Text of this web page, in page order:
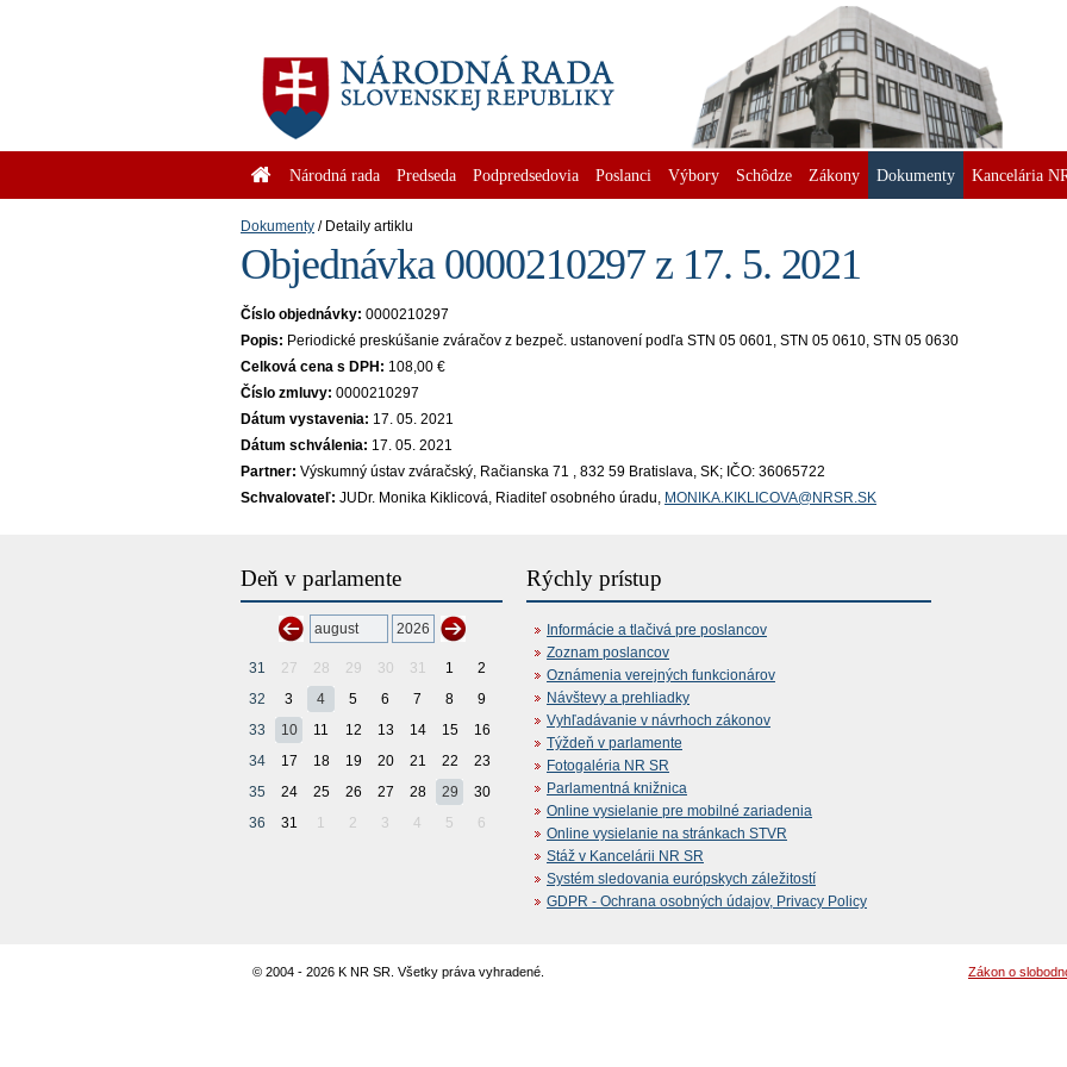
Národná rada Predseda Podpredsedovia Poslanci Výbory Schôdze Zákony Dokumenty Kancelária
Dokumenty Detaily artiklu
Objednávka 0000210297 z 17. 5. 2021
Číslo objednávky: 0000210297
Popis: Periodické preskúšanie zváračov z bezpeč. ustanovení podľa STN 05 0601, STN 05 0610, STN 05 0630
Celková cena s DPH: 108,00 €
Číslo zmluvy: 0000210297
Dátum vystavenia: 17. 05. 2021
Dátum schválenia: 17. 05. 2021
Partner: Výskumný ústav zváračský, Račianska 71 , 832 59 Bratislava, SK; IČO: 36065722
Schvalovateľ: JUDr. Monika Kiklicová, Riaditeľ osobného úradu, MONIKA.KIKLICOVA@NRSR.SK
Deň v parlamente
31 27 28 29 30 31 1
2
32
3 4 5 6 7 8
9
33
10 11 12 13 14 15
16
34
17 18 19 20 21 22
23
35
24 25 26 27 28 29
30
36
31 1 2 3 4 5 6
Rýchly prístup
Informácie a tlačivá pre poslancov
Zoznam poslancov
Oznámenia verejných funkcionárov
Návštevy a prehliadky
Vyhľadávanie v návrhoch zákonov
Týždeň v parlamente
Fotogaléria NR SR
Parlamentná knižnica
Online vysielanie pre mobilné zariadenia
Online vysielanie na stránkach STVR
Stáž v Kancelárii NR SR
Systém sledovania európskych záležitostí
GDPR - Ochrana osobných údajov, Privacy Policy
© 2004 - 2026 K NR SR. Všetky práva vyhradené. Zákon o